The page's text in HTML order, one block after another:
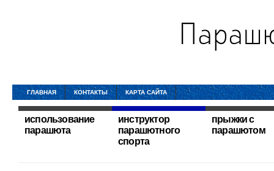
ГЛАВНАЯ КОНТАКТЫ КАРТА САЙТА
использование
парашюта
инструктор
парашютного
спорта
прыжки с
парашютом